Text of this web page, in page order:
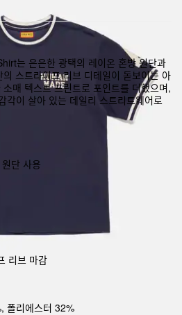
는 은은한 광택의 레이온 혼방 원단과
스트라이프 리브 디테일이 돋보이는 아
매 텍스트 프린트로 포인트를 더했으며,
각이 살아 있는 데일리 스트리트웨어로
단 사용
리브 마감
폴리에스터 32%